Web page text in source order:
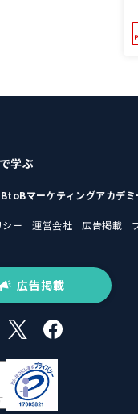
学ぶ
BtoBマーケティングアカデミ
ー 運営会社 広告掲載
広告掲載